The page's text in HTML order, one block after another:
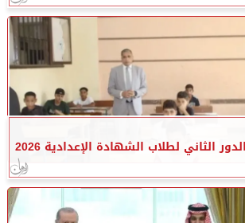
الثاني لطلاب الشهادة الإعدادية 2026